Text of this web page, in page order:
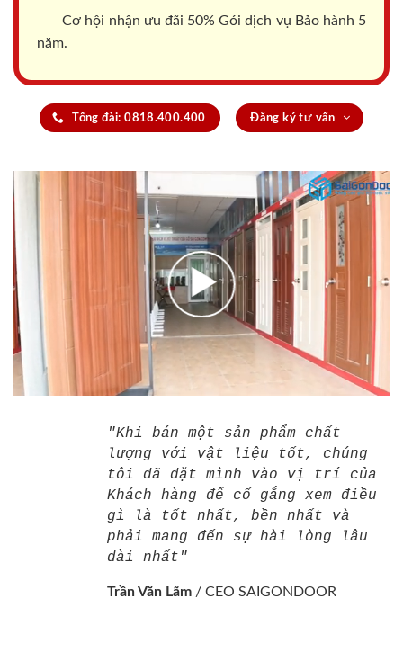
Cơ hội nhận ưu đãi 50% Gói dịch vụ Bảo hành 5
năm.
Tổng đài: 0818.400.400 Đăng ký tư vấn
"Khi bán một sản phẩm chất
lượng với vật liệu tốt, chúng
tôi đã đặt mình vào vị trí của
Khách hàng để cố gắng xem điều
gì là tốt nhất, bền nhất và
phải mang đến sự hài lòng lâu
dài nhất"
Trần Văn Lãm / CEO SAIGONDOOR